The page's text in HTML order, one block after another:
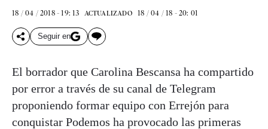
18 / 04 / 2018 - 19: 13 ACTUALIZADO 18 / 04 / 18 - 20: 01
Seguir en
El borrador que Carolina Bescansa ha compartido
por error a través de su canal de Telegram
proponiendo formar equipo con Errejón para
conquistar Podemos ha provocado las primeras